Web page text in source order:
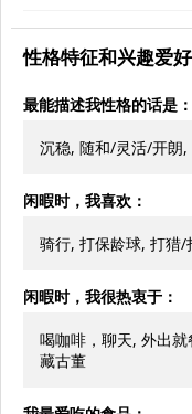
性格特征和兴趣爱好
最能描述我性格的话是：
沉稳, 随和/灵活/开朗
闲暇时，我喜欢：
骑行, 打保龄球, 打猎/
闲暇时，我很热衷于：
喝咖啡，聊天, 外出
藏古董